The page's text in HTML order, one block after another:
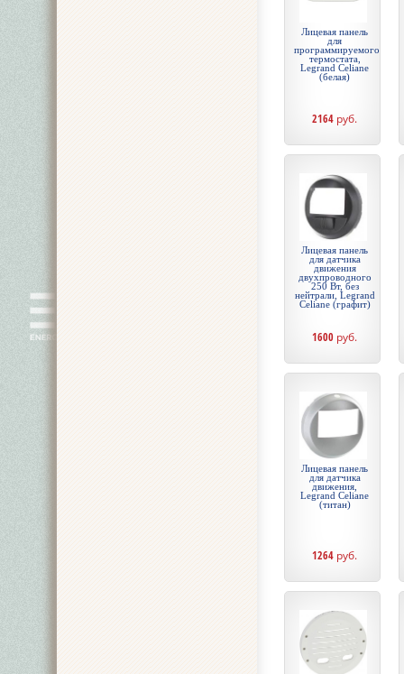
Лицевая панель
для
программируемого
термостата,
Legrand Celiane
(белая)
2164 руб.
Лицевая панель
для датчика
движения
двухпроводного
250 Вт, без
нейтрали, Legrand
Celiane (графит)
1600 руб.
Лицевая панель
для датчика
движения,
Legrand Celiane
(титан)
1264 руб.